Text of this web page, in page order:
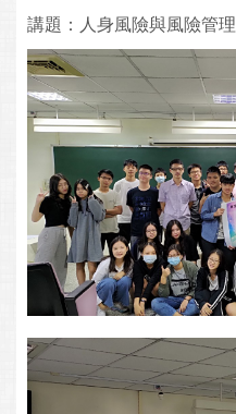
講題：人身風險與風險管理